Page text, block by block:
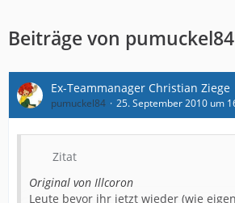
Beiträge von pumuckel84
Ex-Teammanager Christian Ziege
pumuckel84 25. September 2010 um
Zitat
Original von Illcoron
Leute bevor ihr jetzt wieder (wie